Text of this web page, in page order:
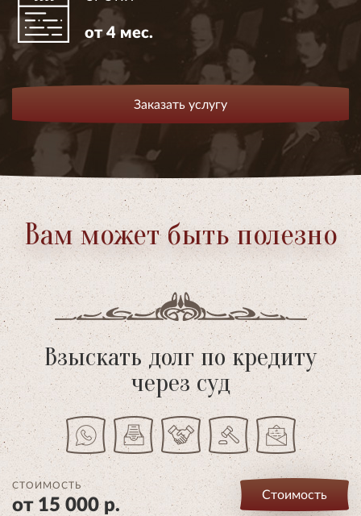
от 4 мес.
Заказать услугу
Вам может быть полезно
Взыскать долг по кредиту
через суд
СТОИМОСТЬ
от 15 000 р.
Стоимость